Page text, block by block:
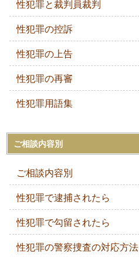
性犯罪と裁判員裁判
性犯罪の控訴
性犯罪の上告
性犯罪の再審
性犯罪用語集
ご相談内容別
ご相談内容別
性犯罪で逮捕されたら
性犯罪で勾留されたら
性犯罪の警察捜査の対応方法